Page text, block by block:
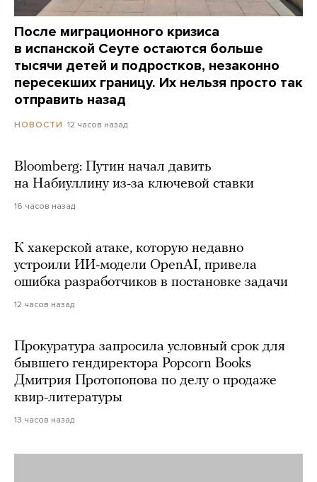
После миграционного кризиса
в испанской Сеуте остаются больше
тысячи детей и подростков, незаконно
пересекших границу. Их нельзя просто так
отправить назад
НОВОСТИ 12 часов назад
Bloomberg: Путин начал давить
на Набиуллину из-за ключевой ставки
16 часов назад
К хакерской атаке, которую недавно
устроили ИИ-модели OpenAI, привела
ошибка разработчиков в постановке задачи
12 часов назад
Прокуратура запросила условный срок для
бывшего гендиректора Popcorn Books
Дмитрия Протопопова по делу о продаже
квир-литературы
13 часов назад